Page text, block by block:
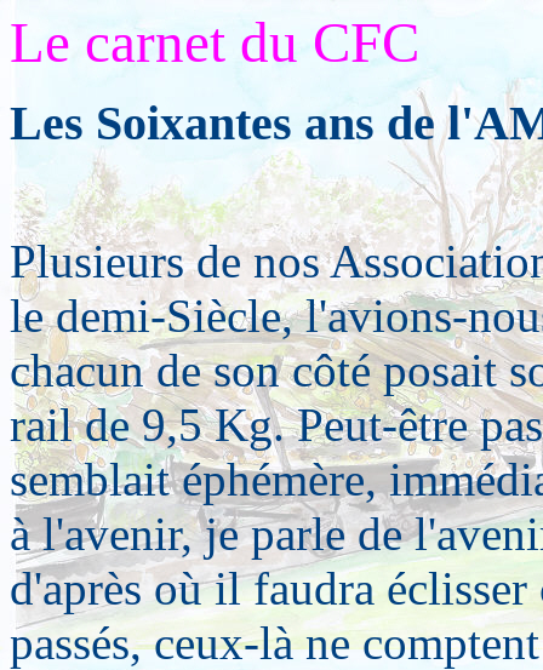
Le carnet du CFC
Les Soixantes ans de
Plusieurs de nos
le demi-Siècle, l'avions-
chacun de son côté posait
rail de 9,5 Kg. Peut-être
semblait éphémère,
à l'avenir, je parle de
d'après où il faudra
passés, ceux-là ne